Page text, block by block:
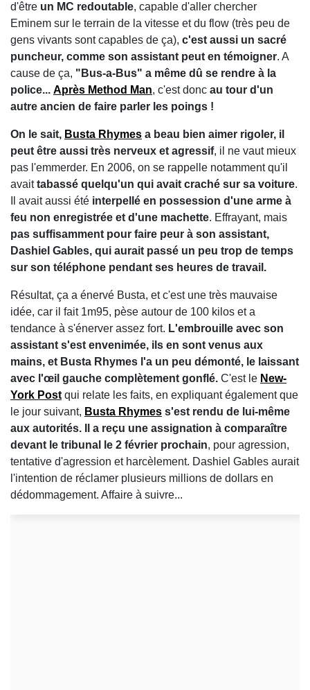
d'être un MC redoutable, capable d'aller chercher
Eminem sur le terrain de la vitesse et du flow (très peu de
gens vivants sont capables de ça), c'est aussi un sacré
puncheur, comme son assistant peut en témoigner. A
cause de ça, "Bus-a-Bus" a même dû se rendre à la
police... Après Method Man, c'est donc au tour d'un
autre ancien de faire parler les poings !
On le sait, Busta Rhymes a beau bien aimer rigoler, il
peut être aussi très nerveux et agressif, il ne vaut mieux
pas l'emmerder. En 2006, on se rappelle notamment qu'il
avaittabassé quelqu'un qui avait craché sur sa voiture.
Il avait aussi été interpellé en possession d'une arme à
feu non enregistrée et d'une machette. Effrayant, mais
pas suffisamment pour faire peur à son assistant,
Dashiel Gables, qui aurait passé un peu trop de temps
sur son téléphone pendant ses heures de travail.
Résultat, ça a énervé Busta, et c'est une très mauvaise
idée, car il fait 1m95, pèse autour de 100 kilos et a
tendance à s'énerver assez fort. L'embrouille avec son
assistant s'est envenimée, ils en sont venus aux
mains, et Busta Rhymes l'a un peu démonté, le laissant
avec l'œil gauche complètement gonflé. C'est le New-
York Post qui relate les faits, en expliquant également que
le jour suivant, Busta Rhymes s'est rendu de lui-même
aux autorités. Il a reçu une assignation à comparaître
devant le tribunal le 2 février prochain, pour agression,
tentative d'agression et harcèlement. Dashiel Gables aurait
l'intention de réclamer plusieurs millions de dollars en
dédommagement. Affaire à suivre...